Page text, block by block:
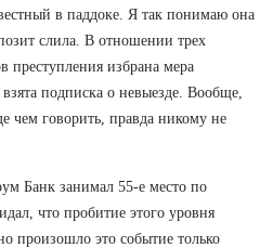
в паддоке. Я так понимаю она
слила. В отношении трех
преступления избрана мера
подписка о невыезде. Вообще,
чем говорить, правда никому не
Банк занимал 55-е место по
что пробитие этого уровня
произошло это событие только